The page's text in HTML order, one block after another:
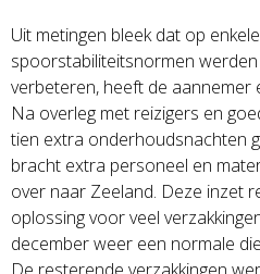
Uit metingen bleek dat op
spoorstabiliteitsnormen
verbeteren, heeft de aannemer
Na overleg met reizigers en
tien extra onderhoudsnachten
bracht extra personeel en
over naar Zeeland. Deze inzet
oplossing voor veel
december weer een normale